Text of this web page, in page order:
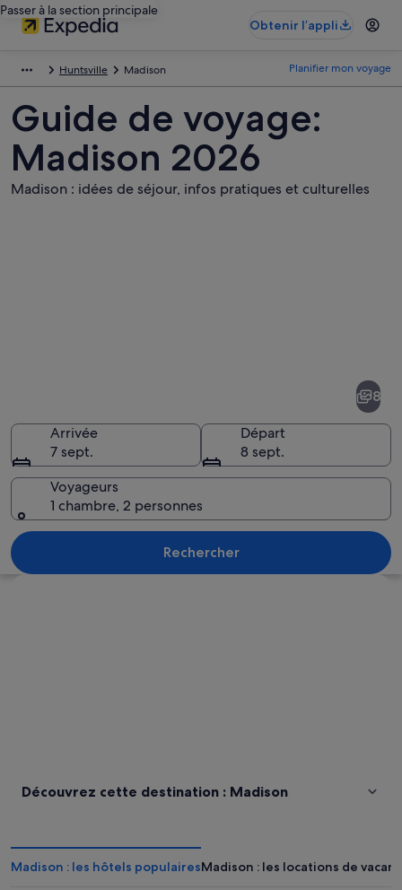
Passer à la section principale
Obtenir l’appli
Huntsville Madison Planifier mon voyage
Guide de voyage:
Madison 2026
Madison : idées de séjour, infos pratiques et culturelles
Une vue urbaine au crépuscule,
8
Arrivée
7 sept.
Départ
8 sept.
Voyageurs
1 chambre, 2 personnes
Rechercher
Découvrez cette destination : Madison
Madison : les hôtels populairesMadison : les locations de